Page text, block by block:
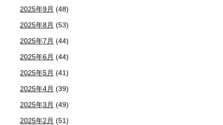
2025年9月 (48)
2025年8月 (53)
2025年7月 (44)
2025年6月 (44)
2025年5月 (41)
2025年4月 (39)
2025年3月 (49)
2025年2月 (51)